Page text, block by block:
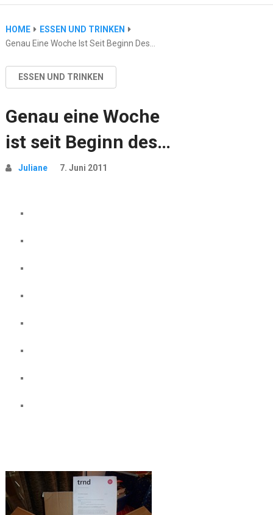
HOME
ESSEN UND TRINKEN
Genau Eine Woche Ist Seit Beginn Des…
ESSEN UND TRINKEN
Genau eine Woche
ist seit Beginn des…
Juliane 7. Juni 2011